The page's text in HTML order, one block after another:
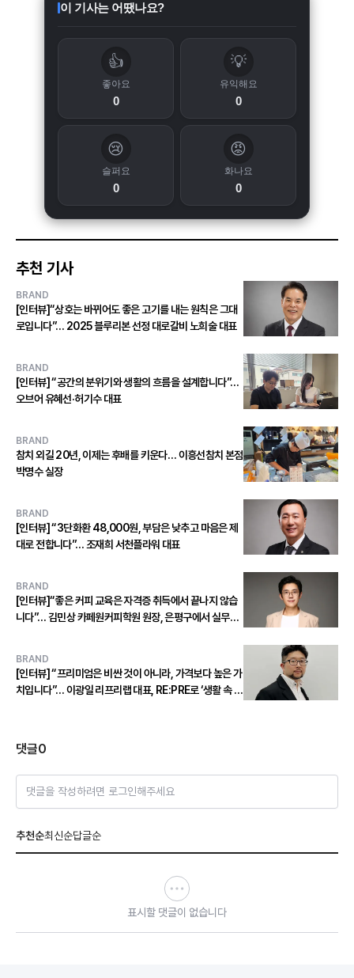
이 기사는 어땠나요?
👍
좋아요
0
💡
유익해요
0
😢
슬퍼요
0
😡
화나요
0
추천 기사
BRAND
[인터뷰]“상호는 바뀌어도 좋은 고기를 내는 원칙은 그대
로입니다”… 2025 블루리본 선정 대로갈비 노희술 대표
BRAND
[인터뷰] “공간의 분위기와 생활의 흐름을 설계합니다”…
오브어 유혜선·허기수 대표
BRAND
참치 외길 20년, 이제는 후배를 키운다… 이흥선참치 본점
박명수 실장
BRAND
[인터뷰] “3단화환 48,000원, 부담은 낮추고 마음은 제
대로 전합니다”… 조재희 서천플라워 대표
BRAND
[인터뷰]“좋은 커피 교육은 자격증 취득에서 끝나지 않습
니다”… 김민상 카페원커피학원 원장, 은평구에서 실무형
BRAND
[인터뷰] “프리미엄은 비싼 것이 아니라, 가격보다 높은 가
치입니다”… 이광일 리프리랩 대표, RE:PRE로 ‘생활 속 프
댓글0
댓글을 작성하려면 로그인해주세요
추천순최신순답글순
표시할 댓글이 없습니다